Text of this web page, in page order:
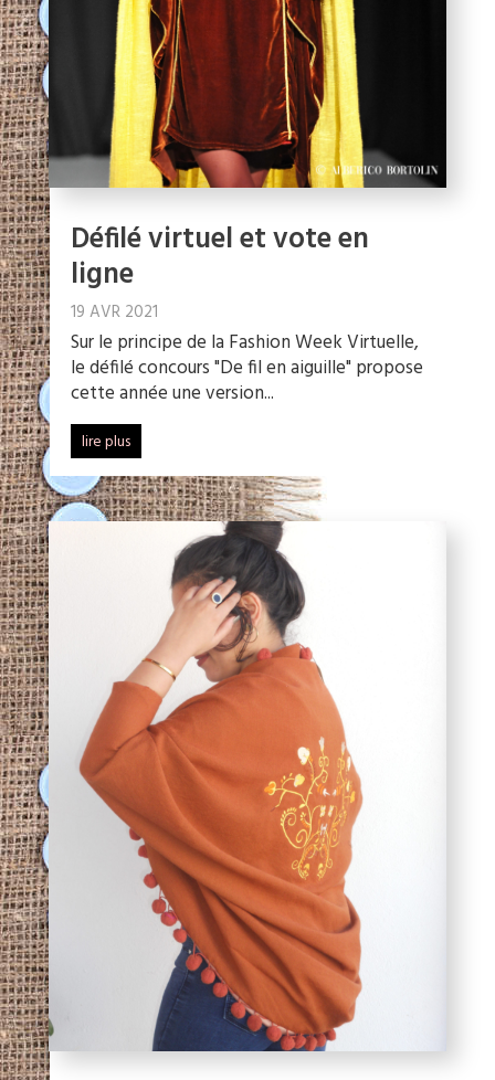
Défilé virtuel et vote en
ligne
19 AVR 2021
Sur le principe de la Fashion Week Virtuelle,
le défilé concours "De fil en aiguille" propose
cette année une version...
lire plus